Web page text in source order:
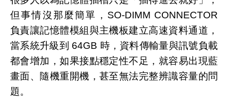
但事情沒那麼簡單，SO-DIMM CONNECTOR
負責讓記憶體模組與主機板建立高速資料通道，
當系統升級到 64GB 時，資料傳輸量與訊號負載
都會增加，如果接點穩定性不足，就容易出現藍
畫面、隨機重開機，甚至無法完整辨識容量的問
題。